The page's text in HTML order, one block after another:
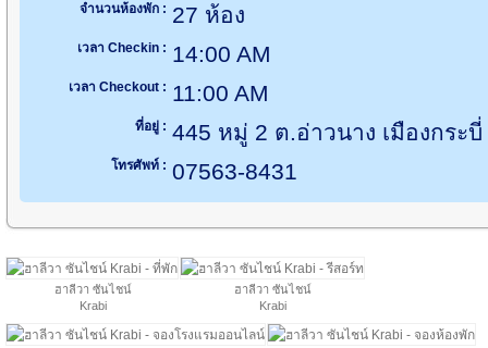
จำนวนห้องพัก : 27 ห้อง
เวลา Checkin : 14:00 AM
เวลา Checkout : 11:00 AM
ที่อยู่ : 445 หมู่ 2 ต.อ่าวนาง เมืองกระ
โทรศัพท์ : 07563-8431
ฮาลีวา ซันไชน์
Krabi
ฮาลีวา ซันไชน์
Krabi